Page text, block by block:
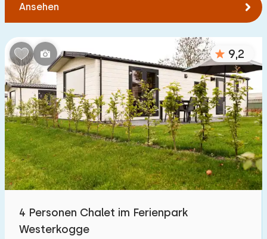
Ansehen
9,2
4 Personen Chalet im Ferienpark
Westerkogge